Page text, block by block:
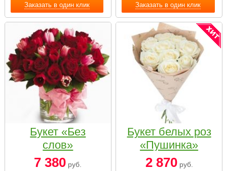
Заказать в один клик Заказать в один клик
Букет «Без
слов»
7 380 руб.
Букет белых роз
«Пушинка»
2 870руб.